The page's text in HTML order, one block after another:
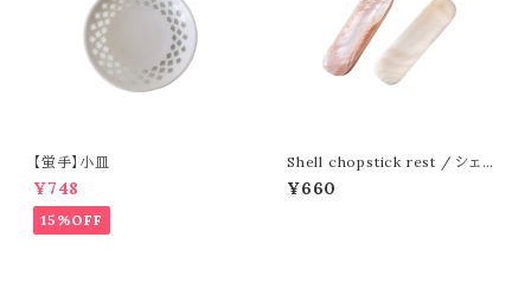
【蛍手】小皿
¥748
15%OFF
Shell chopstick rest / シェル
箸置
¥660